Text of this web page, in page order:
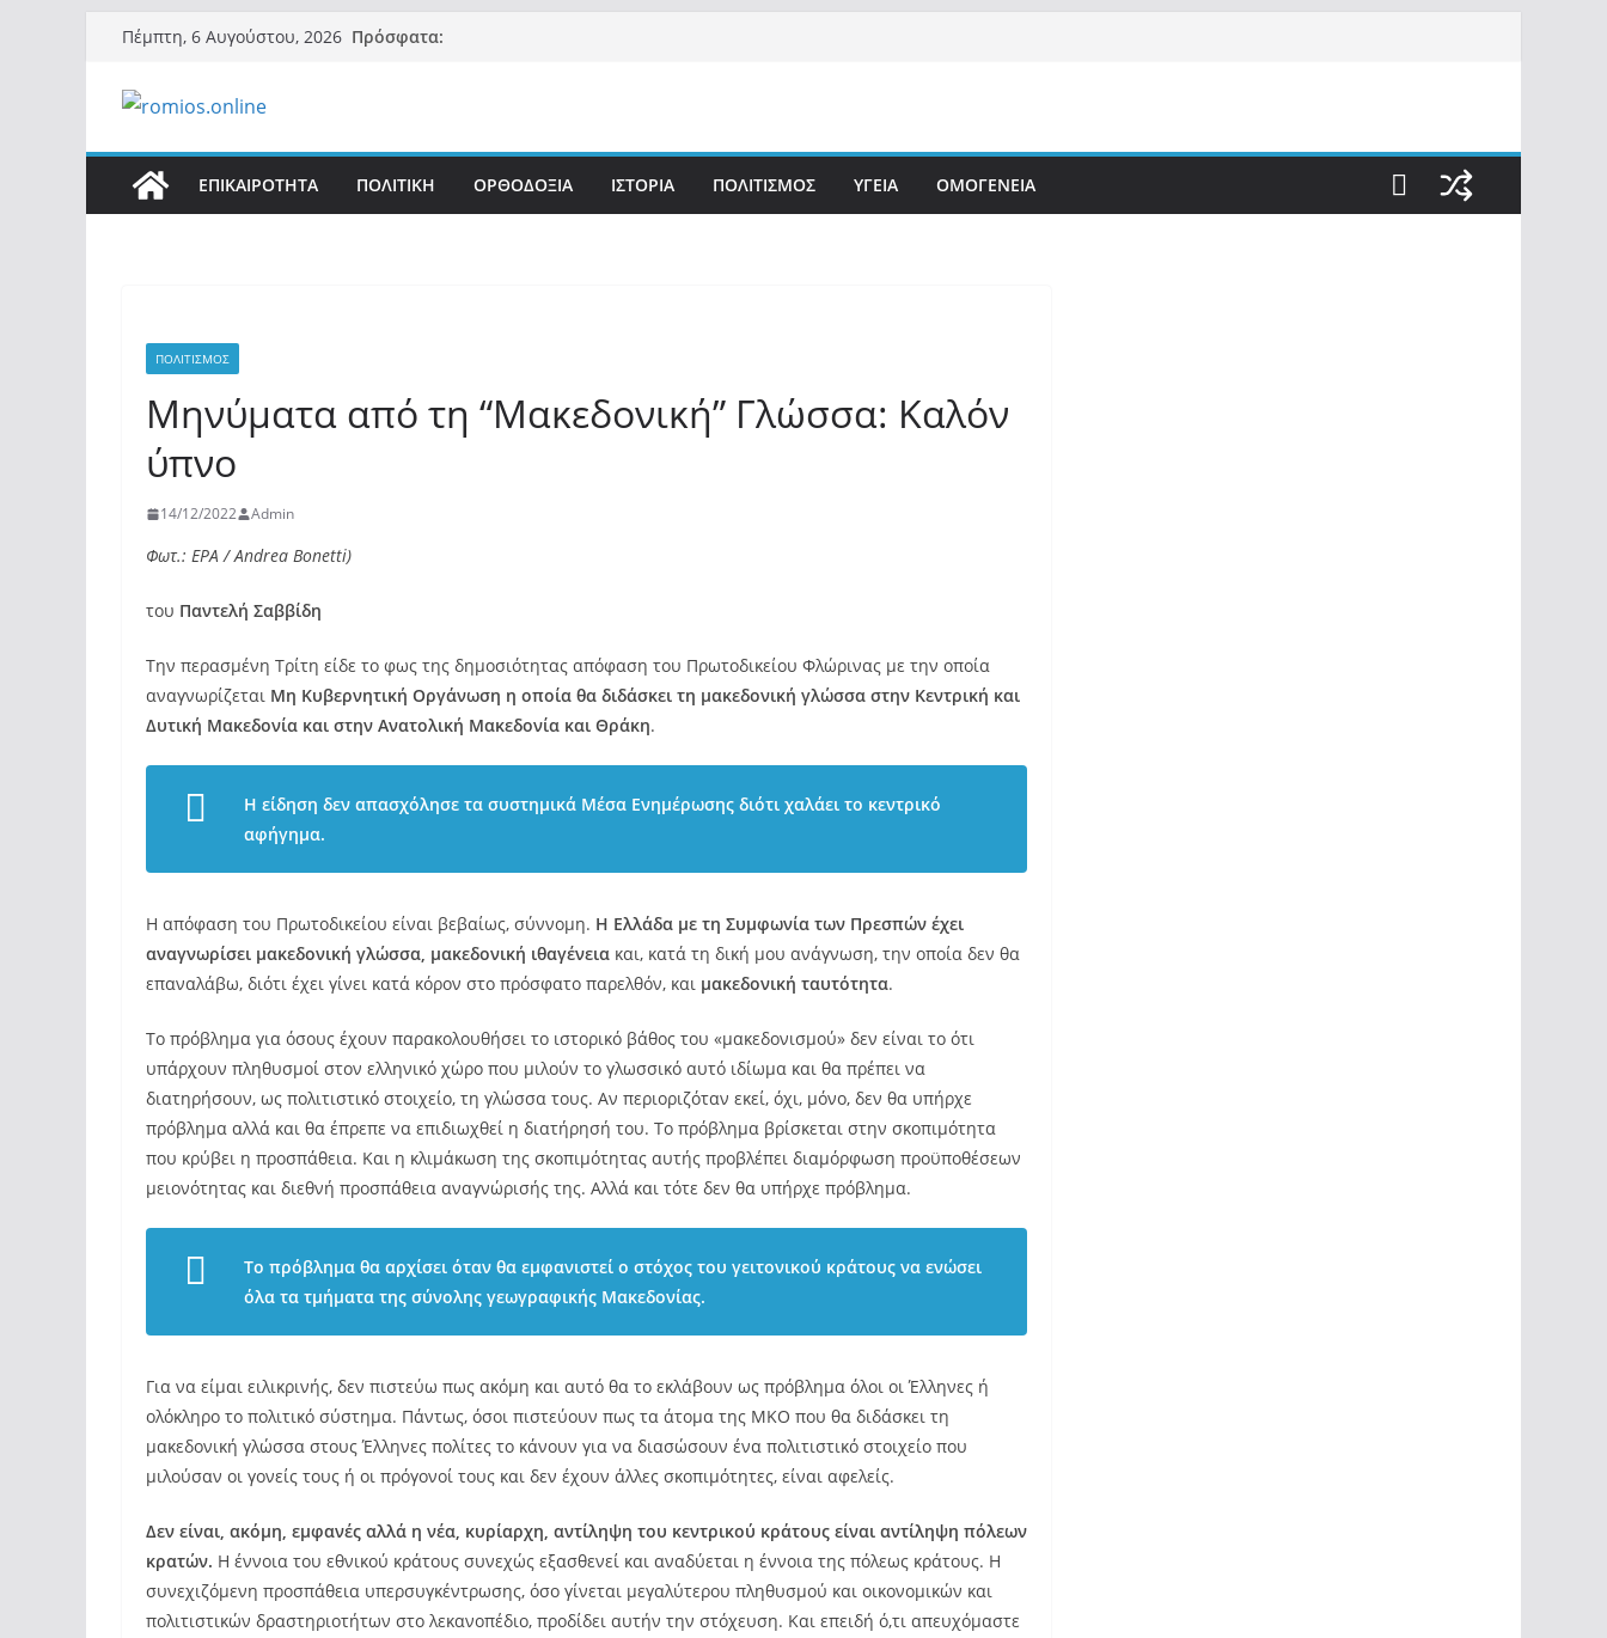
Μετάβαση
περιεχόμενο
Πέμπτη, 6 Αυγούστου, 2026 Πρόσφατα:
ΕΠΙΚΑΙΡΟΤΗΤΑ ΠΟΛΙΤΙΚΗ ΟΡΘΟΔΟΞΙΑ ΙΣΤΟΡΙΑ ΠΟΛΙΤΙΣΜΟΣ ΥΓΕΙΑ ΟΜΟΓΕΝΕΙΑ
ΠΟΛΙΤΙΣΜΟΣ
Μηνύματα από τη “Μακεδονική” Γλώσσα: Καλόν
ύπνο
14/12/2022 Admin
Φωτ.: EPA / Andrea Bonetti)
του Παντελή Σαββίδη
Την περασμένη Τρίτη είδε το φως της δημοσιότητας απόφαση του Πρωτοδικείου Φλώρινας με την οποία
αναγνωρίζεται Μη Κυβερνητική Οργάνωση η οποία θα διδάσκει τη μακεδονική γλώσσα στην Κεντρική και
Δυτική Μακεδονία και στην Ανατολική Μακεδονία και Θράκη.
Η είδηση δεν απασχόλησε τα συστημικά Μέσα Ενημέρωσης διότι χαλάει το κεντρικό
αφήγημα.
Η απόφαση του Πρωτοδικείου είναι βεβαίως, σύννομη. Η Ελλάδα με τη Συμφωνία των Πρεσπών έχει
αναγνωρίσει μακεδονική γλώσσα, μακεδονική ιθαγένεια και, κατά τη δική μου ανάγνωση, την οποία δεν θα
επαναλάβω, διότι έχει γίνει κατά κόρον στο πρόσφατο παρελθόν, και μακεδονική ταυτότητα.
Το πρόβλημα για όσους έχουν παρακολουθήσει το ιστορικό βάθος του «μακεδονισμού» δεν είναι το ότι
υπάρχουν πληθυσμοί στον ελληνικό χώρο που μιλούν το γλωσσικό αυτό ιδίωμα και θα πρέπει να
διατηρήσουν, ως πολιτιστικό στοιχείο, τη γλώσσα τους. Αν περιοριζόταν εκεί, όχι, μόνο, δεν θα υπήρχε
πρόβλημα αλλά και θα έπρεπε να επιδιωχθεί η διατήρησή του. Το πρόβλημα βρίσκεται στην σκοπιμότητα
που κρύβει η προσπάθεια. Και η κλιμάκωση της σκοπιμότητας αυτής προβλέπει διαμόρφωση προϋποθέσεων
μειονότητας και διεθνή προσπάθεια αναγνώρισής της. Αλλά και τότε δεν θα υπήρχε πρόβλημα.
Το πρόβλημα θα αρχίσει όταν θα εμφανιστεί ο στόχος του γειτονικού κράτους να ενώσει
όλα τα τμήματα της σύνολης γεωγραφικής Μακεδονίας.
Για να είμαι ειλικρινής, δεν πιστεύω πως ακόμη και αυτό θα το εκλάβουν ως πρόβλημα όλοι οι Έλληνες ή
ολόκληρο το πολιτικό σύστημα. Πάντως, όσοι πιστεύουν πως τα άτομα της ΜΚΟ που θα διδάσκει τη
μακεδονική γλώσσα στους Έλληνες πολίτες το κάνουν για να διασώσουν ένα πολιτιστικό στοιχείο που
μιλούσαν οι γονείς τους ή οι πρόγονοί τους και δεν έχουν άλλες σκοπιμότητες, είναι αφελείς.
Δεν είναι, ακόμη, εμφανές αλλά η νέα, κυρίαρχη, αντίληψη του κεντρικού κράτους είναι αντίληψη πόλεων
κρατών. Η έννοια του εθνικού κράτους συνεχώς εξασθενεί και αναδύεται η έννοια της πόλεως κράτους. Η
συνεχιζόμενη προσπάθεια υπερσυγκέντρωσης, όσο γίνεται μεγαλύτερου πληθυσμού και οικονομικών και
πολιτιστικών δραστηριοτήτων στο λεκανοπέδιο, προδίδει αυτήν την στόχευση. Και επειδή ό,τι απευχόμαστε